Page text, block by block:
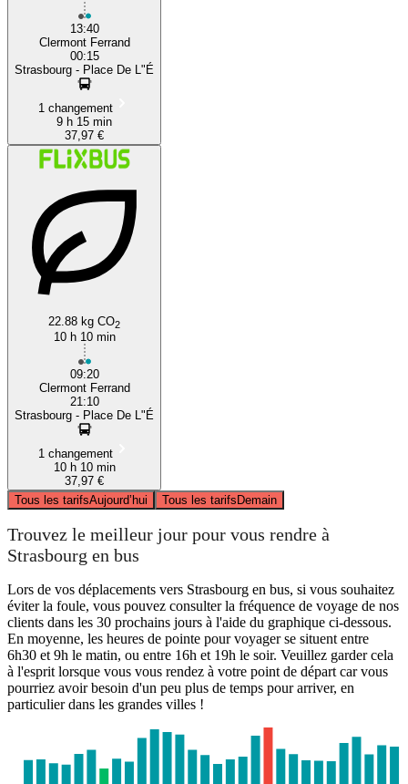
13:40
Clermont Ferrand
00:15
Strasbourg - Place De L"É
1 changement
9 h 15 min
37,97 €
22.88 kg CO2
10 h 10 min
09:20
Clermont Ferrand
21:10
Strasbourg - Place De L"É
1 changement
10 h 10 min
37,97 €
Tous les tarifsAujourd’hui Tous les tarifsDemain
Trouvez le meilleur jour pour vous rendre à
Strasbourg en bus
Lors de vos déplacements vers Strasbourg en bus, si vous souhaitez
éviter la foule, vous pouvez consulter la fréquence de voyage de nos
clients dans les 30 prochains jours à l'aide du graphique ci-dessous.
En moyenne, les heures de pointe pour voyager se situent entre
6h30 et 9h le matin, ou entre 16h et 19h le soir. Veuillez garder cela
à l'esprit lorsque vous vous rendez à votre point de départ car vous
pourriez avoir besoin d'un peu plus de temps pour arriver, en
particulier dans les grandes villes !